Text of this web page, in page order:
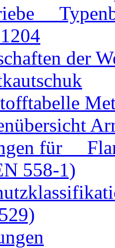
der
für
558-1)